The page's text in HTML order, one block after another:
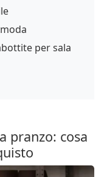
per sala
pranzo: cosa